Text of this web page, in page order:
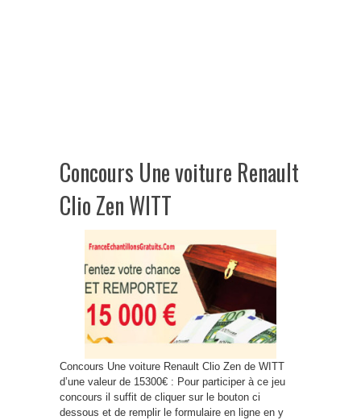
Concours Une voiture Renault
Clio Zen WITT
Concours Une voiture Renault Clio Zen de WITT
d’une valeur de 15300€ : Pour participer à ce jeu
concours il suffit de cliquer sur le bouton ci
dessous et de remplir le formulaire en ligne en y